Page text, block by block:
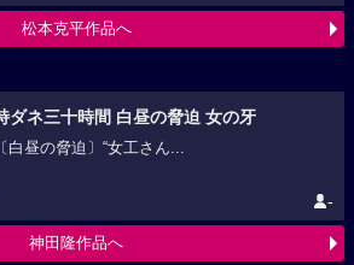
松本克平作品へ
ダネ三十時間 白昼の脅迫 女の牙
〔白昼の脅迫〕“女工さん...
-
神田隆作品へ